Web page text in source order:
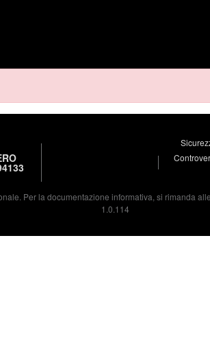
Per la documentazione informativa, si rimanda
1.0.114